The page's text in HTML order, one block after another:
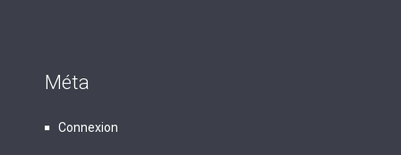
Méta
Connexion